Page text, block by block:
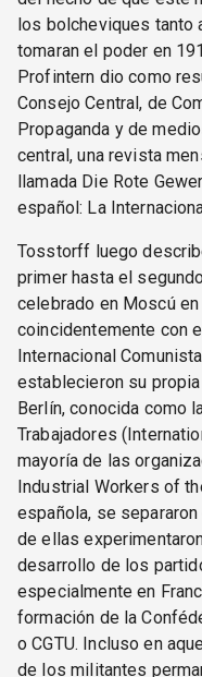
los bolcheviques tanto
tomaran el poder en
Profintern dio como
Consejo Central, de
Propaganda y de
central, una revista
llamada Die Rote
español: La
Tosstorff luego
primer hasta el
celebrado en Moscú
coincidentemente con
Internacional
establecieron su
Berlín, conocida como
Trabajadores
mayoría de las
Industrial Workers of
española, se
de ellas
desarrollo de los
especialmente en
formación de la
o CGTU. Incluso en
de los militantes